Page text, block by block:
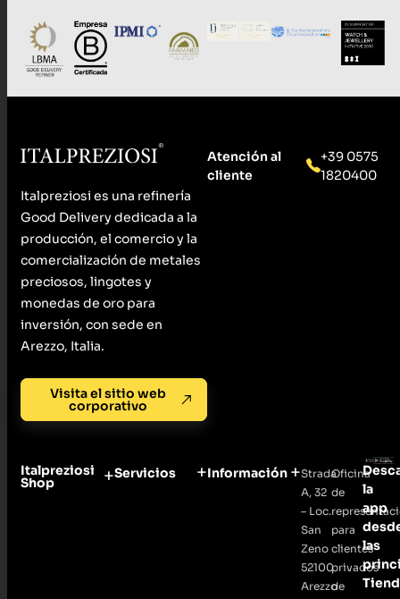
Italpreziosi es una refinería
Good Delivery dedicada a la
producción, el comercio y la
comercialización de metales
preciosos, lingotes y
monedas de oro para
inversión, con sede en
Arezzo, Italia.
Visita el sitio web
corporativo
Atención al
cliente
+39 0575
1820400
Italpreziosi
Shop
Servicios Información
Strada
A, 32
– Loc.
San
Zeno
52100
Arezzo
Oficina
de
para
clientes
privados
de
la
app
las